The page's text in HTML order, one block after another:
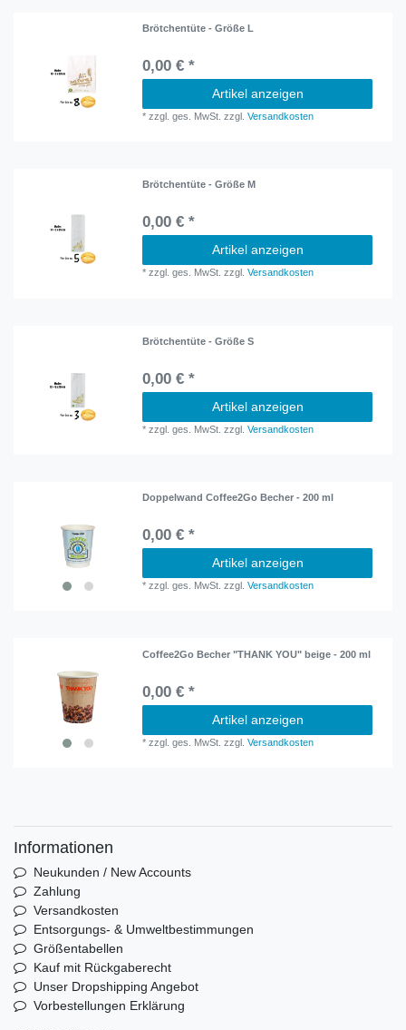
Brötchentüte - Größe L
0,00 € *
Artikel anzeigen
*zzgl. ges. MwSt. zzgl.Versandkosten
Brötchentüte - Größe M
0,00 € *
Artikel anzeigen
*zzgl. ges. MwSt. zzgl.Versandkosten
Brötchentüte - Größe S
0,00 € *
Artikel anzeigen
*zzgl. ges. MwSt. zzgl.Versandkosten
Doppelwand Coffee2Go Becher - 200 ml
0,00 € *
Artikel anzeigen
*zzgl. ges. MwSt. zzgl.Versandkosten
Coffee2Go Becher "THANK YOU" beige - 200 ml
0,00 € *
Artikel anzeigen
*zzgl. ges. MwSt. zzgl.Versandkosten
Informationen
Neukunden / New Accounts
Zahlung
Versandkosten
Entsorgungs- & Umweltbestimmungen
Größentabellen
Kauf mit Rückgaberecht
Unser Dropshipping Angebot
Vorbestellungen Erklärung